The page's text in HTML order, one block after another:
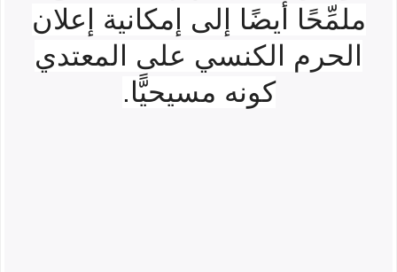
ملمِّحًا أيضًا إلى إمكانية إعلان
الحرم الكنسي على المعتدي
كونه مسيحيًّا.